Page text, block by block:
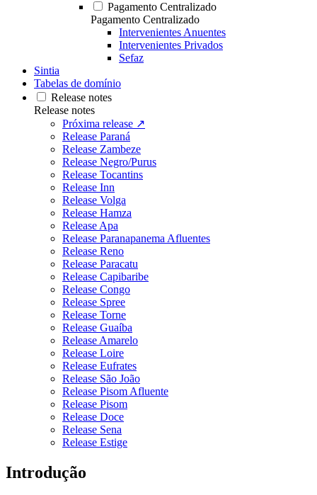
Pagamento Centralizado
Pagamento Centralizado
Intervenientes Anuentes
Intervenientes Privados
Sefaz
Sintia
Tabelas de domínio
Release notes
Release notes
Próxima release ↗
Release Paraná
Release Zambeze
Release Negro/Purus
Release Tocantins
Release Inn
Release Volga
Release Hamza
Release Apa
Release Paranapanema Afluentes
Release Reno
Release Paracatu
Release Capibaribe
Release Congo
Release Spree
Release Torne
Release Guaíba
Release Amarelo
Release Loire
Release Eufrates
Release São João
Release Pisom Afluente
Release Pisom
Release Doce
Release Sena
Release Estige
Introdução